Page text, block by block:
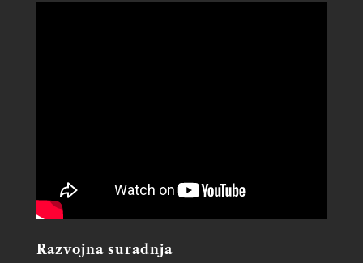
Razvojna suradnja